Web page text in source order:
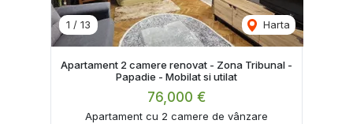
1 / 13 Harta
Apartament 2 camere renovat - Zona Tribunal -
Papadie - Mobilat si utilat
76,000 €
Apartament cu 2 camere de vânzare